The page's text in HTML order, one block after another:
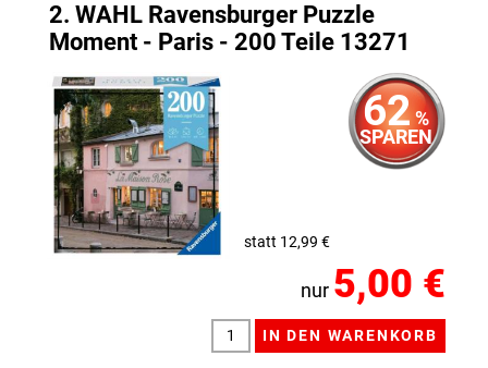
2. WAHL Ravensburger Puzzle
Moment - Paris - 200 Teile 13271
62 %
SPAREN
statt 12,99 €
nur 5,00 €